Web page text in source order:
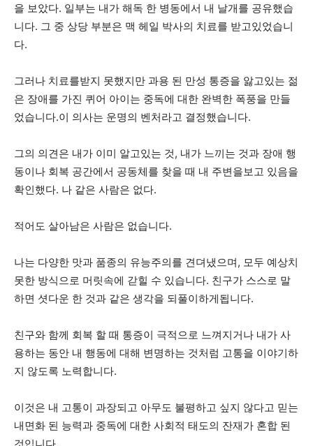
을 보았다. 일부는 내가 해독 한 병동에서 내 날개를 공유했습
니다. 그 중 상당 부분은 맥 헤일 박사의 치료를 받고있었습니
다.
그러나 치료를받지 못했지만 과용 된 만성 통증을 앓고있는 젊
은 장애를 가진 퀴어 아이는 중독에 대한 완벽한 폭풍을 만들
었습니다.이 의사는 운명의 벤처라고 결정했습니다.
그의 의견은 내가 이미 알고있는 것, 내가 느끼는 것과 장애 행
동이나 회복 공간에서 공동체를 찾을 때 내 주변을보고 있음을
확인했다. 나 같은 사람은 없다.
적어도 살아남은 사람은 없습니다.
나는 다양한 맛과 품종의 유능주의를 견뎌냈으며, 모두 예상치
못한 방식으로 머릿속에 갇힐 수 있습니다. 친구가 스스로 말
하면 셧다운 한 것과 같은 생각을 되풀이하게됩니다.
친구와 함께 회복 할 때 통증이 극적으로 느껴지거나 내가 사
용하는 동안 내 행동에 대해 변명하는 것처럼 고통을 이야기하
지 않도록 노력합니다.
이것은 내 고통이 과장되고 아무도 불평하고 싶지 않다고 믿는
내면화 된 능력과 중독에 대한 사회적 태도의 잔재가 혼합 된
것입니다.